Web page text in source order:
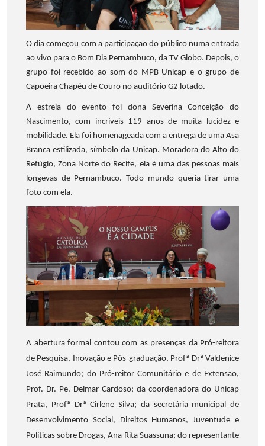
O dia começou com a participação do público numa entrada
ao vivo para o Bom Dia Pernambuco, da TV Globo. Depois, o
grupo foi recebido ao som do MPB Unicap e o grupo de
Capoeira Chapéu de Couro no auditório G2 lotado.
A estrela do evento foi dona Severina Conceição do
Nascimento, com incríveis 119 anos de muita lucidez e
mobilidade. Ela foi homenageada com a entrega de uma Asa
Branca estilizada, símbolo da Unicap. Moradora do Alto do
Refúgio, Zona Norte do Recife, ela é uma das pessoas mais
longevas de Pernambuco. Todo mundo queria tirar uma
foto com ela.
A abertura formal contou com as presenças da Pró-reitora
de Pesquisa, Inovação e Pós-graduação, Profª Drª Valdenice
José Raimundo; do Pró-reitor Comunitário e de Extensão,
Prof. Dr. Pe. Delmar Cardoso; da coordenadora do Unicap
Prata, Profª Drª Cirlene Silva; da secretária municipal de
Desenvolvimento Social, Direitos Humanos, Juventude e
Políticas sobre Drogas, Ana Rita Suassuna; do representante